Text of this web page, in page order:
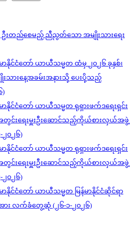
သို့ ဦးတည်စေမည့် ညီညွတ်သော အမျိုးသားရေး
ာနိုင်ငံတော် ယာယီသမ္မတ ထံမှ ၂၀၂၆ ခုနှစ်၊
ျိုးသားနေ့အခမ်းအနားသို့ ပေးပို့သည့်
)
ာနိုင်ငံတော် ယာယီသမ္မတ ရုရှားဖက်ဒရေးရှင်း
အတွင်းရေးမှူးဦးဆောင်သည့်ကိုယ်စားလှယ်အဖွဲ့
၀၂၆)
ာနိုင်ငံတော် ယာယီသမ္မတ ရုရှားဖက်ဒရေးရှင်း
အတွင်းရေးမှူးဦးဆောင်သည့်ကိုယ်စားလှယ်အဖွဲ့
၀၂၆)
ာနိုင်ငံတော် ယာယီသမ္မတ မြန်မာနိုင်ငံဆိုင်ရာ
း လက်ခံတွေ့ဆုံ (၂၆-၁-၂၀၂၆)